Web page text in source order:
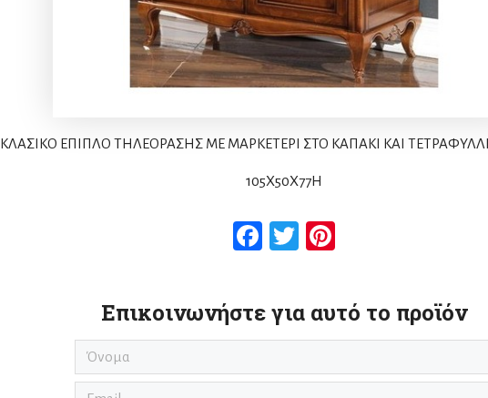
ΚΛΑΣΙΚΟ ΕΠΙΠΛΟ TΗΛΕΟΡΑΣΗΣ ΜΕ ΜΑΡΚΕΤΕΡΙ ΣΤΟ ΚΑΠΑΚΙ ΚΑΙ
105Χ50Χ77H
Facebook
Twitter
Επικοινωνήστε για αυτό το προϊόν